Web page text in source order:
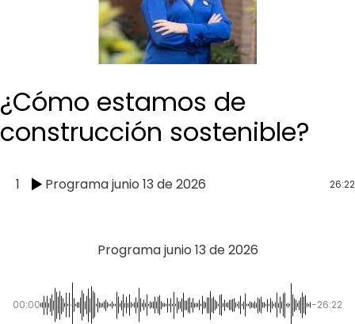
¿Cómo estamos de
construcción sostenible?
1 Programa junio 13 de 2026 26:22
Programa junio 13 de 2026
00:00 -26:22